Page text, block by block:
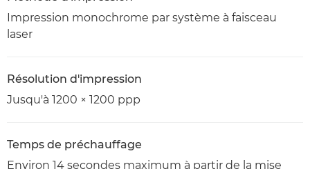
Impression monochrome par système à faisceau
laser
Résolution d'impression
Jusqu'à 1200 × 1200 ppp
Temps de préchauffage
Environ 14 secondes maximum à partir de la mise